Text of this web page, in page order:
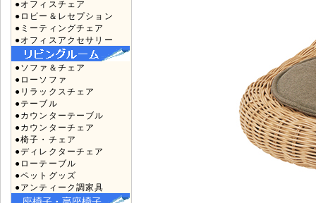
●オフィスチェア
●ロビー＆レセプション
●ミーティングチェア
●オフィスアクセサリー
●ソファ＆チェア
●ローソファ
●リラックスチェア
●テーブル
●カウンターテーブル
●カウンターチェア
●椅子・チェア
●ディレクターチェア
●ローテーブル
●ペットグッズ
●アンティーク調家具